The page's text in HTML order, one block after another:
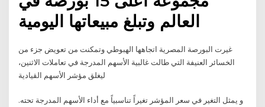
العالم وتبلغ مبيعاتها اليومية
غيرت البورصة المصرية اتجاهها الهبوطي وتمكنت من تعويض جزء من
الخسائر العنيفة التي طالت غالبية الأسهم المدرجة في تعاملات الاثنين،
ليغلق مؤشر الأسهم القيادية
و يمثل التغير في سعر المؤشر تغيراً تناسبياً مع أداء الأسهم المدرجة تحته.